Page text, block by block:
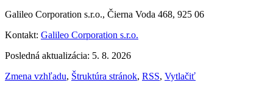
Galileo Corporation s.r.o., Čierna Voda 468, 925 06
Kontakt: Galileo Corporation s.r.o.
Posledná aktualizácia: 5. 8. 2026
Zmena vzhľadu, Štruktúra stránok, RSS, Vytlačiť